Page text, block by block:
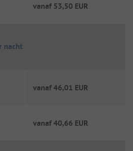
vanaf 53,50 EUR
nacht
vanaf46,01 EUR
vanaf40,66 EUR